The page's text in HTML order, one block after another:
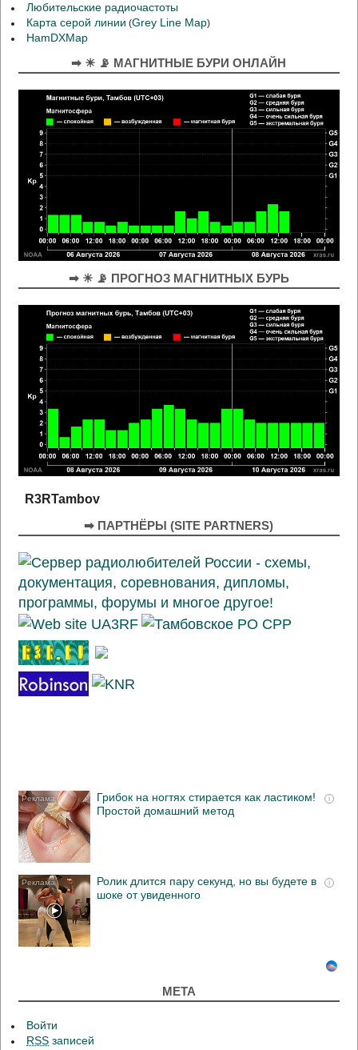
Любительские радиочастоты
Карта серой линии (Grey Line Map)
HamDXMap
➡ ☀ 📡 МАГНИТНЫЕ БУРИ ОНЛАЙН
➡ ☀ 📡 ПРОГНОЗ МАГНИТНЫХ БУРЬ
R3RTambov
➡ ПАРТНЁРЫ (SITE PARTNERS)
i
Грибок на ногтях стирается как ластиком!
Простой домашний метод
i
Ролик длится пару секунд, но вы будете в
шоке от увиденного
МЕТА
Войти
RSS записей